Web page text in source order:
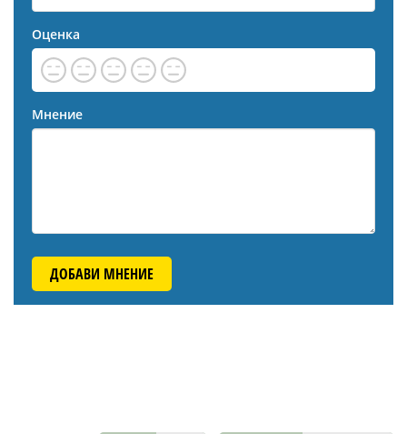
Оценка
Мнение
ДОБАВИ МНЕНИЕ